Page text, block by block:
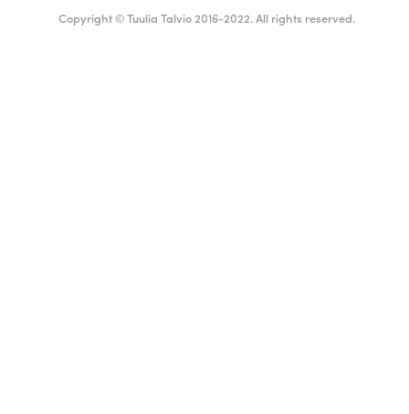
Copyright © Tuulia Talvio 2016-2022. All rights reserved.